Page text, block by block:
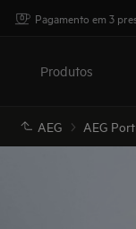
Pagamento em 3
Produtos
AEG AEG